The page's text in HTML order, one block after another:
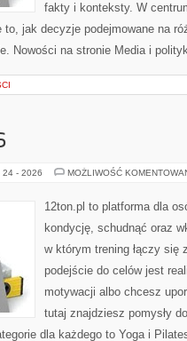
fakty i konteksty. W
jak decyzje podejmowane na
Nowości na stronie Media i
24 - 2026 MOŻLIWOŚĆ
12ton.pl to platforma dla
kondycję, schudnąć oraz
w którym trening łączy się
podejście do celów jest
motywacji albo chcesz
tutaj znajdziesz pomysły
dla każdego to Yoga i